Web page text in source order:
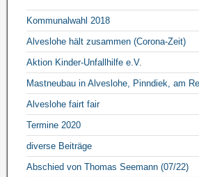
Kommunalwahl 2018
Alveslohe hält zusammen (Corona-Zeit)
Aktion Kinder-Unfallhilfe e.V.
Mastneubau in Alveslohe, Pinndiek, am
Alveslohe fairt fair
Termine 2020
diverse Beiträge
Abschied von Thomas Seemann (07/22)